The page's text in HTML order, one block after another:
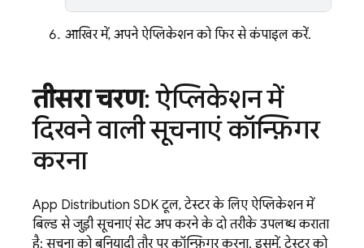
आखिर में, अपने ऐप्लिकेशन को फिर से कंपाइल करें.
तीसरा चरण: ऐप्लिकेशन में
दिखने वाली सूचनाएं कॉन्फ़िगर
करना
App Distribution SDK टूल, टेस्टर के लिए ऐप्लिकेशन में
बिल्ड से जुड़ी सूचनाएं सेट अप करने के दो तरीके उपलब्ध कराता
है: सूचना को बुनियादी तौर पर कॉन्फ़िगर करना. इसमें, टेस्टर को